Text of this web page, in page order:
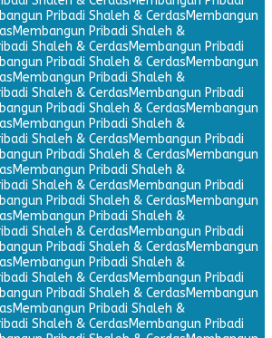
Pribadi Shaleh & CerdasMembangun
Membangun Pribadi Shaleh &
Shaleh & CerdasMembangun Pribadi
Pribadi Shaleh & CerdasMembangun
Membangun Pribadi Shaleh &
Shaleh & CerdasMembangun Pribadi
Pribadi Shaleh & CerdasMembangun
Membangun Pribadi Shaleh &
Shaleh & CerdasMembangun Pribadi
Pribadi Shaleh & CerdasMembangun
Membangun Pribadi Shaleh &
Shaleh & CerdasMembangun Pribadi
Pribadi Shaleh & CerdasMembangun
Membangun Pribadi Shaleh &
Shaleh & CerdasMembangun Pribadi
Pribadi Shaleh & CerdasMembangun
Membangun Pribadi Shaleh &
Shaleh & CerdasMembangun Pribadi
Pribadi Shaleh & CerdasMembangun
Membangun Pribadi Shaleh &
Shaleh & CerdasMembangun Pribadi